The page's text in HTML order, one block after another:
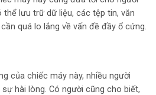
thể lưu trữ dữ liệu, các tệp tin, văn
quá lo lắng về vấn đề đầy ổ cứng.
của chiếc máy này, nhiều người
hài lòng. Có người cũng cho biết,